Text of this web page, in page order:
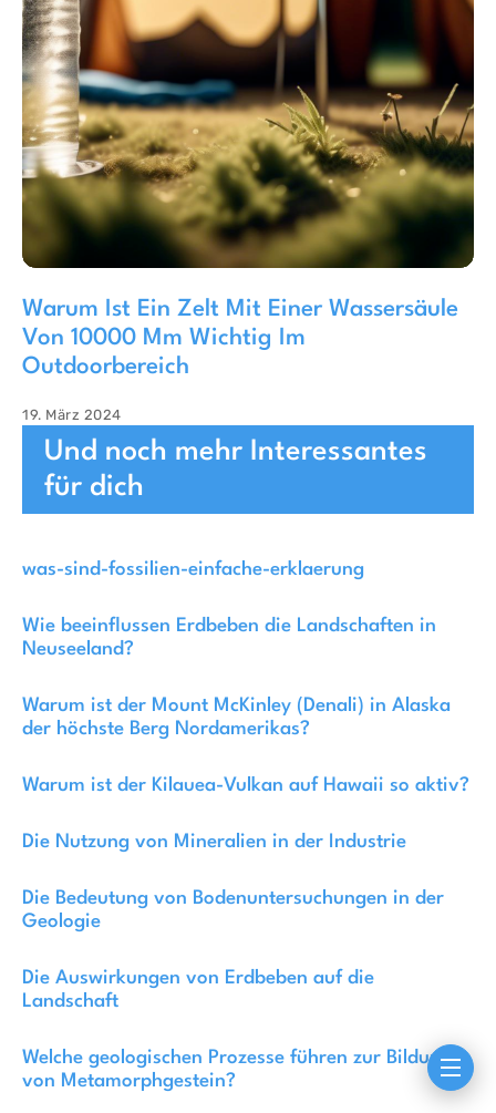
Warum Ist Ein Zelt Mit Einer Wassersäule
Von 10000 Mm Wichtig Im
Outdoorbereich
19. März 2024
Und noch mehr Interessantes
für dich
was-sind-fossilien-einfache-erklaerung
Wie beeinflussen Erdbeben die Landschaften in
Neuseeland?
Warum ist der Mount McKinley (Denali) in Alaska
der höchste Berg Nordamerikas?
Warum ist der Kilauea-Vulkan auf Hawaii so aktiv?
Die Nutzung von Mineralien in der Industrie
Die Bedeutung von Bodenuntersuchungen in der
Geologie
Die Auswirkungen von Erdbeben auf die
Landschaft
Welche geologischen Prozesse führen zur Bildung
von Metamorphgestein?